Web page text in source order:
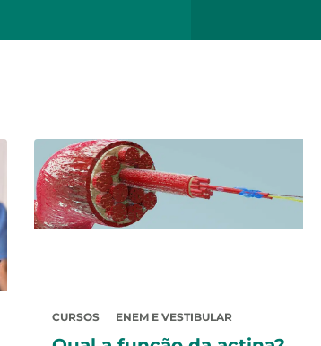
CURSOS ENEM E VESTIBULAR